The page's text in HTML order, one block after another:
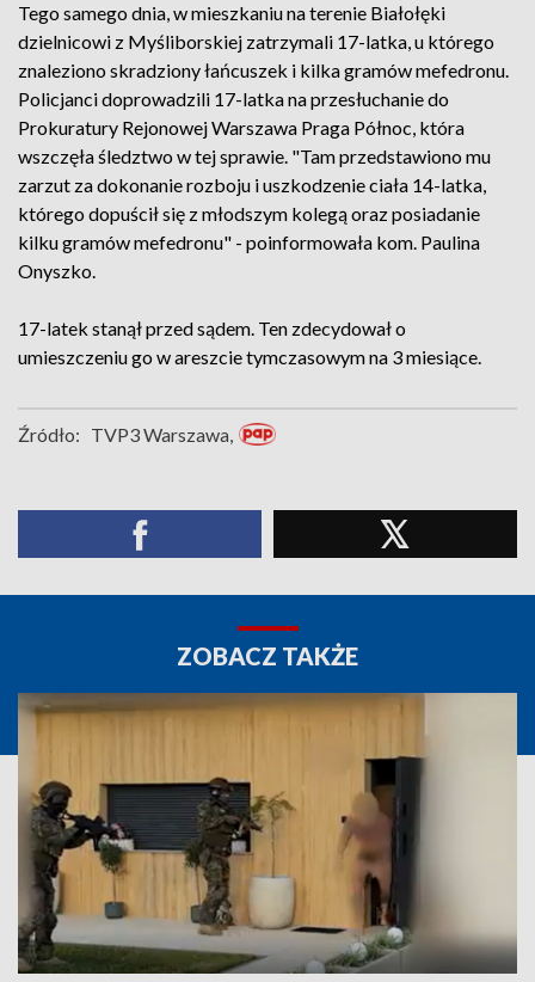
Tego samego dnia, w mieszkaniu na terenie Białołęki
dzielnicowi z Myśliborskiej zatrzymali 17-latka, u którego
znaleziono skradziony łańcuszek i kilka gramów mefedronu.
Policjanci doprowadzili 17-latka na przesłuchanie do
Prokuratury Rejonowej Warszawa Praga Północ, która
wszczęła śledztwo w tej sprawie. "Tam przedstawiono mu
zarzut za dokonanie rozboju i uszkodzenie ciała 14-latka,
którego dopuścił się z młodszym kolegą oraz posiadanie
kilku gramów mefedronu" - poinformowała kom. Paulina
Onyszko.
17-latek stanął przed sądem. Ten zdecydował o
umieszczeniu go w areszcie tymczasowym na 3 miesiące.
Źródło: TVP3 Warszawa,
ZOBACZ TAKŻE